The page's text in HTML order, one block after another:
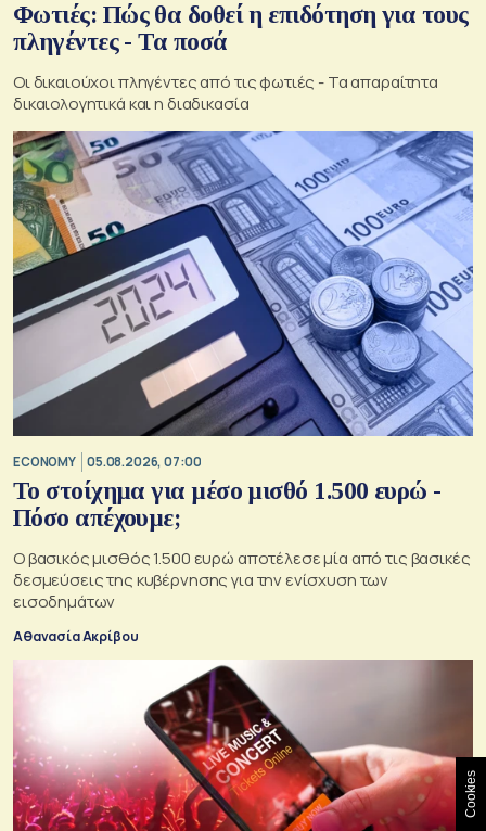
Φωτιές: Πώς θα δοθεί η επιδότηση για τους
πληγέντες - Τα ποσά
Οι δικαιούχοι πληγέντες από τις φωτιές - Τα απαραίτητα
δικαιολογητικά και η διαδικασία
ECONOMY 05.08.2026, 07:00
Το στοίχημα για μέσο μισθό 1.500 ευρώ -
Πόσο απέχουμε;
Ο βασικός μισθός 1.500 ευρώ αποτέλεσε μία από τις βασικές
δεσμεύσεις της κυβέρνησης για την ενίσχυση των
εισοδημάτων
Αθανασία Ακρίβου
Cookies